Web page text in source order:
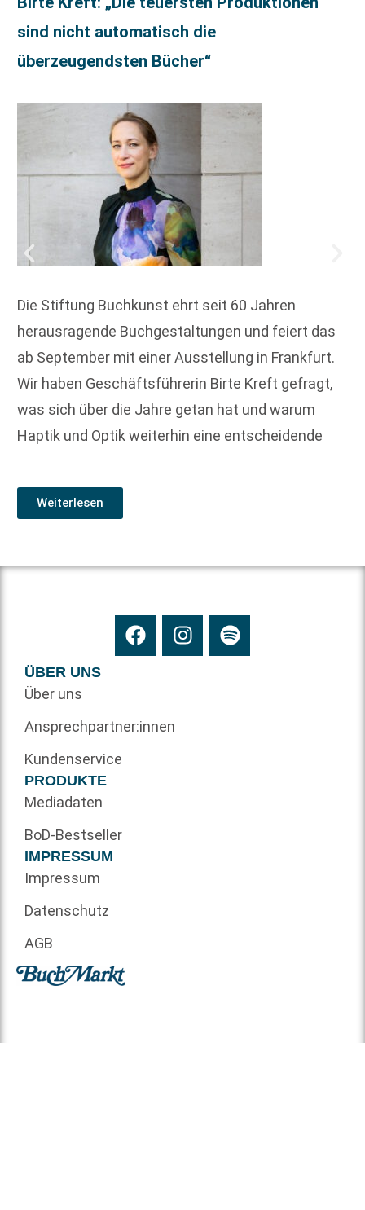
sind nicht automatisch die
überzeugendsten Bücher“
Die Stiftung Buchkunst ehrt seit 60 Jahren
herausragende Buchgestaltungen und feiert das
ab September mit einer Ausstellung in Frankfurt.
Wir haben Geschäftsführerin Birte Kreft gefragt,
was sich über die Jahre getan hat und warum
Haptik und Optik weiterhin eine entscheidende
Weiterlesen
ÜBER UNS
Über uns
Ansprechpartner:innen
Kundenservice
PRODUKTE
Mediadaten
BoD-Bestseller
IMPRESSUM
Impressum
Datenschutz
AGB